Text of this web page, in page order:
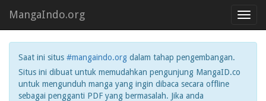
MangaIndo.org
Saat ini situs #mangaindo.org dalam tahap pengembangan.
Situs ini dibuat untuk memudahkan pengunjung MangaID.co
untuk mengunduh manga yang ingin dibaca secara offline
sebagai pengganti PDF yang bermasalah. Jika anda